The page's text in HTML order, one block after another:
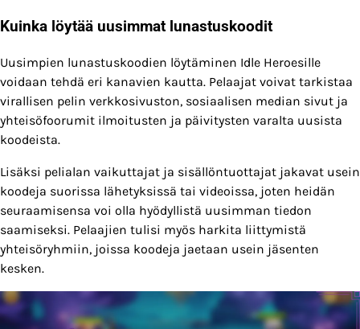
Kuinka löytää uusimmat lunastuskoodit
Uusimpien lunastuskoodien löytäminen Idle Heroesille
voidaan tehdä eri kanavien kautta. Pelaajat voivat tarkistaa
virallisen pelin verkkosivuston, sosiaalisen median sivut ja
yhteisöfoorumit ilmoitusten ja päivitysten varalta uusista
koodeista.
Lisäksi pelialan vaikuttajat ja sisällöntuottajat jakavat usein
koodeja suorissa lähetyksissä tai videoissa, joten heidän
seuraamisensa voi olla hyödyllistä uusimman tiedon
saamiseksi. Pelaajien tulisi myös harkita liittymistä
yhteisöryhmiin, joissa koodeja jaetaan usein jäsenten
kesken.